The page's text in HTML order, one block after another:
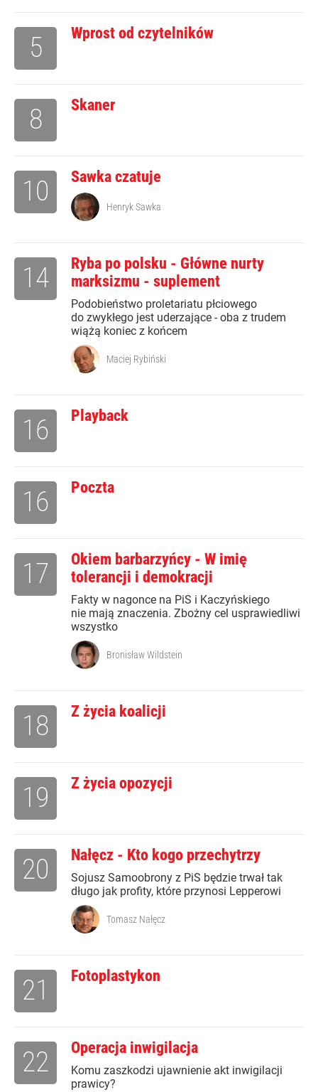
Wprost od czytelników
5
Skaner
8
Sawka czatuje
10 Henryk Sawka
Ryba po polsku - Główne nurty
marksizmu - suplement
Podobieństwo proletariatu płciowego
do zwykłego jest uderzające - oba z trudem
wiążą koniec z końcem
14
Maciej Rybiński
Playback
16
Poczta
16
Okiem barbarzyńcy - W imię
tolerancji i demokracji
Fakty w nagonce na PiS i Kaczyńskiego
nie mają znaczenia. Zbożny cel usprawiedliwi
wszystko
17
Bronisław Wildstein
Z życia koalicji
18
Z życia opozycji
19
Nałęcz - Kto kogo przechytrzy
Sojusz Samoobrony z PiS będzie trwał tak
długo jak profity, które przynosi Lepperowi
20
Tomasz Nałęcz
Fotoplastykon
21
Operacja inwigilacja
Komu zaszkodzi ujawnienie akt inwigilacji
prawicy?
22